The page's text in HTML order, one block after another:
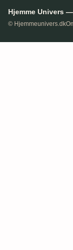
Hjemme Univers
© Hjemmeunivers.dk